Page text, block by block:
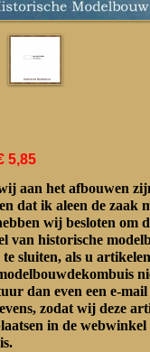
5,85
aan het afbouwen
dat ik aleen de zaak
wij besloten om
van historische
sluiten, als u
dan even een e-mail
zodat wij deze
in de webwinkel